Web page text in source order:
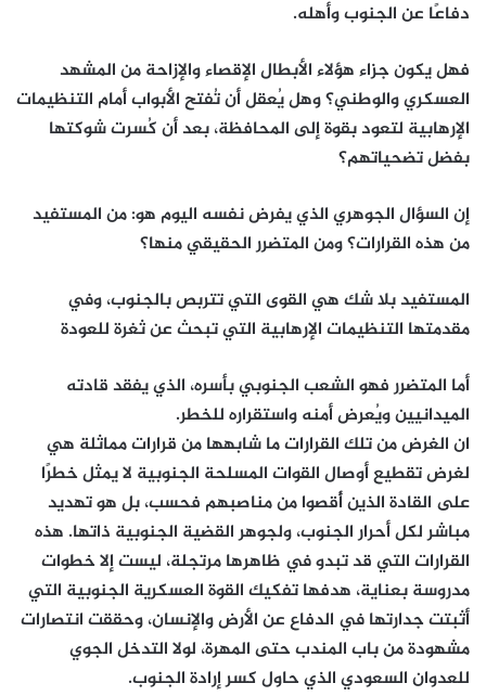
دفاعًا عن الجنوب وأهله.
فهل يكون جزاء هؤلاء الأبطال الإقصاء والإزاحة من المشهد
العسكري والوطني؟ وهل يُعقل أن تُفتح الأبواب أمام التنظيمات
الإرهابية لتعود بقوة إلى المحافظة، بعد أن كُسرت شوكتها
بفضل تضحياتهم؟
إن السؤال الجوهري الذي يفرض نفسه اليوم هو: من المستفيد
من هذه القرارات؟ ومن المتضرر الحقيقي منها؟
المستفيد بلا شك هي القوى التي تتربص بالجنوب، وفي
مقدمتها التنظيمات الإرهابية التي تبحث عن ثغرة للعودة
أما المتضرر فهو الشعب الجنوبي بأسره، الذي يفقد قادته
الميدانيين ويُعرض أمنه واستقراره للخطر.
ان الغرض من تلك القرارات ما شابهها من قرارات مماثلة هي
لغرض تقطيع أوصال القوات المسلحة الجنوبية لا يمثل خطرًا
على القادة الذين أُقصوا من مناصبهم فحسب، بل هو تهديد
مباشر لكل أحرار الجنوب، ولجوهر القضية الجنوبية ذاتها. هذه
القرارات التي قد تبدو في ظاهرها مرتجلة، ليست إلا خطوات
مدروسة بعناية، هدفها تفكيك القوة العسكرية الجنوبية التي
أثبتت جدارتها في الدفاع عن الأرض والإنسان، وحققت انتصارات
مشهودة من باب المندب حتى المهرة، لولا التدخل الجوي
للعدوان السعودي الذي حاول كسر إرادة الجنوب.